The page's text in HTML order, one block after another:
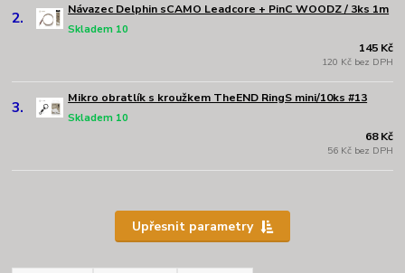
2. Návazec Delphin sCAMO Leadcore + PinC WOODZ / 3ks 1m
Skladem 10
145 Kč
120 Kč bez DPH
3. Mikro obratlík s kroužkem TheEND RingS mini/10ks #13
Skladem 10
68 Kč
56 Kč bez DPH
Upřesnit parametry